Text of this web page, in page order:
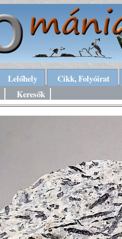
Lelőhely
Cikk, Folyóirat
Keresők